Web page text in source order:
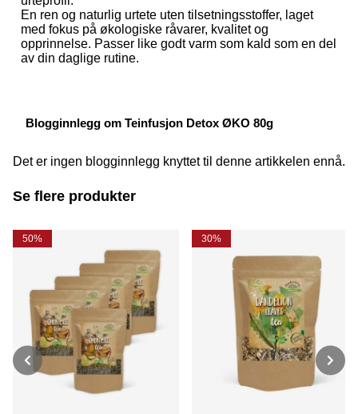
En ren og naturlig urtete uten tilsetningsstoffer, laget
med fokus på økologiske råvarer, kvalitet og
opprinnelse. Passer like godt varm som kald som en del
av din daglige rutine.
Blogginnlegg om Teinfusjon Detox ØKO 80g
Det er ingen blogginnlegg knyttet til denne artikkelen ennå.
Se flere produkter
50% 30%